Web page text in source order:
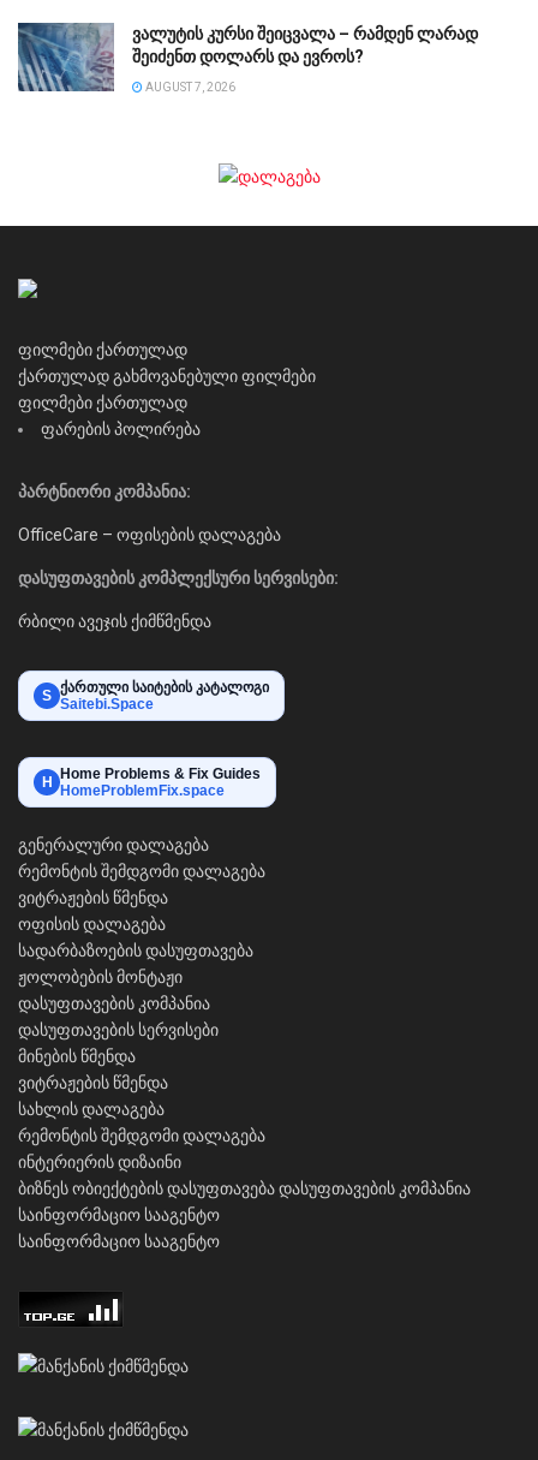
ვალუტის კურსი შეიცვალა – რამდენ ლარად
შეიძენთ დოლარს და ევროს?
AUGUST 7, 2026
ფილმები ქართულად
ქართულად გახმოვანებული ფილმები
ფილმები ქართულად
ფარების პოლირება
პარტნიორი კომპანია:
OfficeCare – ოფისების დალაგება
დასუფთავების კომპლექსური სერვისები:
რბილი ავეჯის ქიმწმენდა
S ქართული საიტების კატალოგი
Saitebi.Space
H Home Problems & Fix Guides
HomeProblemFix.space
გენერალური დალაგება
რემონტის შემდგომი დალაგება
ვიტრაჟების წმენდა
ოფისის დალაგება
სადარბაზოების დასუფთავება
ჟოლობების მონტაჟი
დასუფთავების კომპანია
დასუფთავების სერვისები
მინების წმენდა
ვიტრაჟების წმენდა
სახლის დალაგება
რემონტის შემდგომი დალაგება
ინტერიერის დიზაინი
ბიზნეს ობიექტების დასუფთავებადასუფთავების კომპანია
საინფორმაციო სააგენტო
საინფორმაციო სააგენტო